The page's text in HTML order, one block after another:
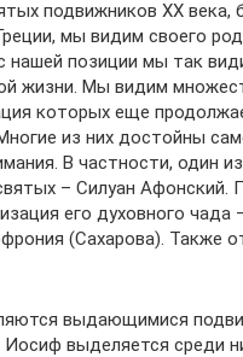
подвижников XX века,
мы видим своего
нашей позиции мы так
жизни. Мы видим
которых еще
из них достойны
В частности, один
– Силуан Афонский.
его духовного чада
(Сахарова). Также
выдающимися
выделяется среди